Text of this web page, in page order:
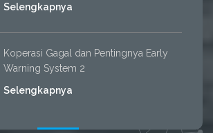
Selengkapnya
Koperasi Gagal dan Pentingnya Early
Warning System 2
Selengkapnya